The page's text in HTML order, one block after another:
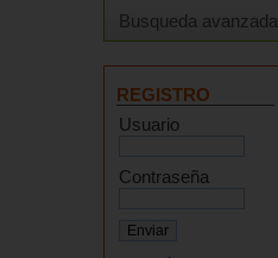
Busqueda avanzada
REGISTRO
Usuario
Contraseña